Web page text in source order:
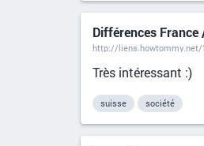
Différences
http://liens.howtommy.net/
Très intéressant :)
suisse société